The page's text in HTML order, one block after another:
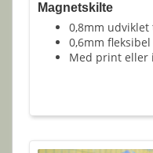
Magnetskilte
0,8mm
0,6mm
Med print eller